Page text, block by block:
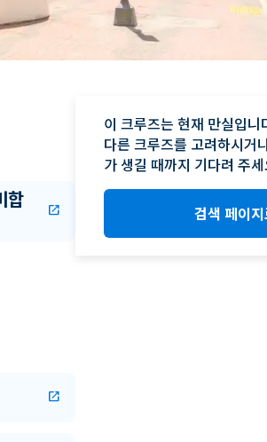
합
open_in_new
open_in_new
이 크루즈는 현재 만실입니
다른 크루즈를 고려하시거
가 생길 때까지 기다려 주세
검색 페이